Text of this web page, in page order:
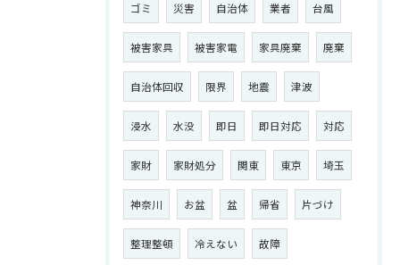
ゴミ 災害 自治体 業者 台風
被害家具 被害家電 家具廃棄 廃棄
自治体回収 限界 地震 津波
浸水 水没 即日 即日対応 対応
家財 家財処分 関東 東京 埼玉
神奈川 お盆 盆 帰省 片づけ
整理整頓 冷えない 故障